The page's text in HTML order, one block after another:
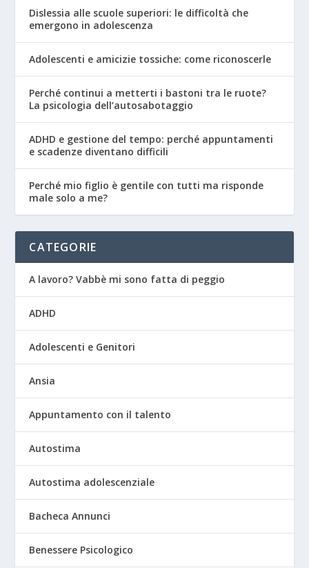
Dislessia alle scuole superiori: le difficoltà che
emergono in adolescenza
Adolescenti e amicizie tossiche: come riconoscerle
Perché continui a metterti i bastoni tra le ruote?
La psicologia dell’autosabotaggio
ADHD e gestione del tempo: perché appuntamenti
e scadenze diventano difficili
Perché mio figlio è gentile con tutti ma risponde
male solo a me?
CATEGORIE
A lavoro? Vabbè mi sono fatta di peggio
ADHD
Adolescenti e Genitori
Ansia
Appuntamento con il talento
Autostima
Autostima adolescenziale
Bacheca Annunci
Benessere Psicologico